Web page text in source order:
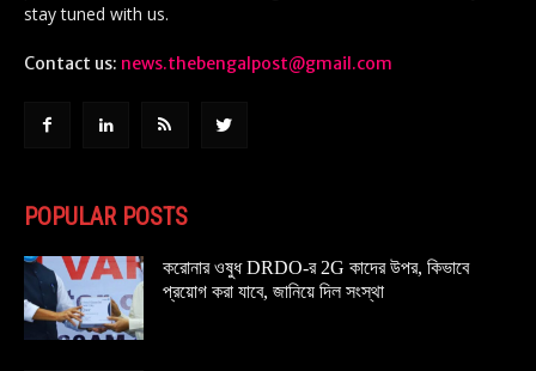
stay tuned with us.
Contact us: news.thebengalpost@gmail.com
POPULAR POSTS
করোনার ওষুধ DRDO-র 2G কাদের উপর, কিভাবে
প্রয়োগ করা যাবে, জানিয়ে দিল সংস্থা